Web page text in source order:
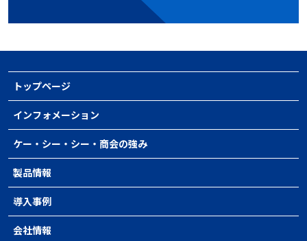
トップページ
インフォメーション
ケー・シー・シー・商会の強み
製品情報
導入事例
会社情報